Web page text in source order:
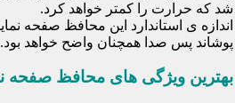
شد که حرارت را کمتر خواهد کرد.
اندازه ی استاندارد این محافظ صفحه
پوشاند پس صدا همچنان واضح خواهد بود.
بهترین ویژگی های محافظ صفحه